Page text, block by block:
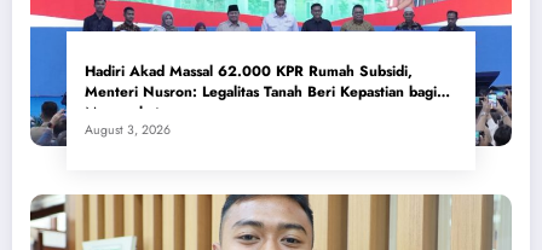
Hadiri Akad Massal 62.000 KPR Rumah Subsidi,
Menteri Nusron: Legalitas Tanah Beri Kepastian bagi
Masyarakat
August 3, 2026